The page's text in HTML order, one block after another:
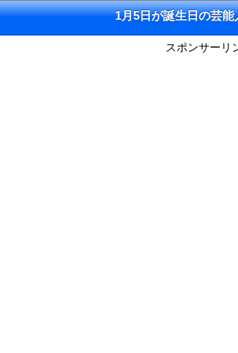
1月5日が誕生日の芸能
スポンサーリ